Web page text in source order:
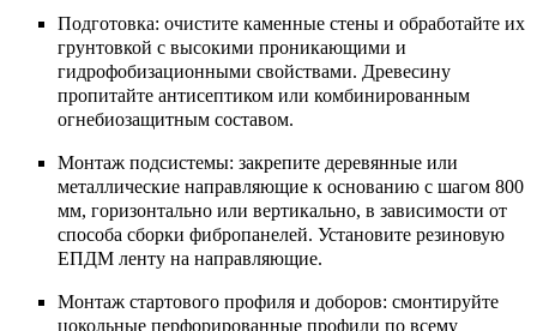
Подготовка: очистите каменные стены и обработайте их
грунтовкой с высокими проникающими и
гидрофобизационными свойствами. Древесину
пропитайте антисептиком или комбинированным
огнебиозащитным составом.
Монтаж подсистемы: закрепите деревянные или
металлические направляющие к основанию с шагом 800
мм, горизонтально или вертикально, в зависимости от
способа сборки фибропанелей. Установите резиновую
ЕПДМ ленту на направляющие.
Монтаж стартового профиля и доборов: смонтируйте
цокольные перфорированные профили по всему